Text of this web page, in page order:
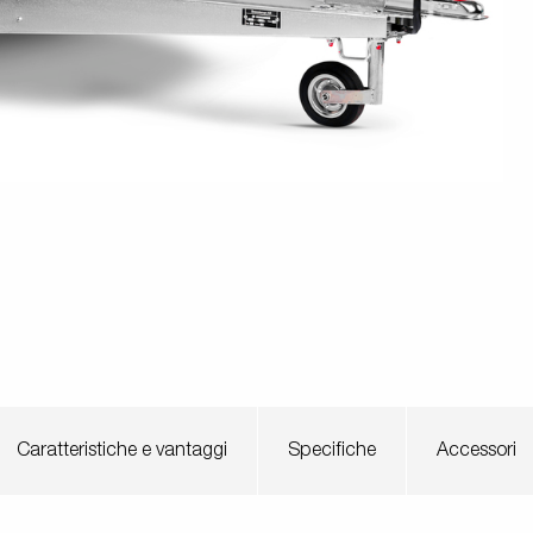
per
anteriori
per carico
Rampi di carico
Piedi
Pressione dei pneumatici
Controlli prima di partire
Schema elettrico
Sicurezza della barca
Caratteristiche e vantaggi Specifiche Accessori